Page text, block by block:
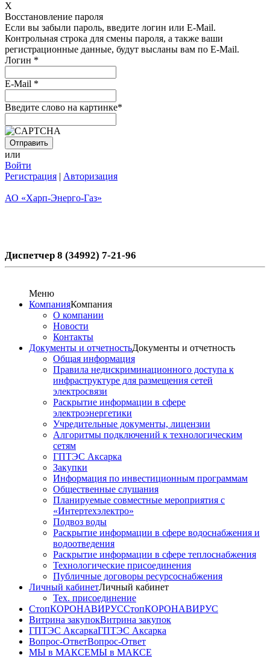
X
Восстановление пароля
Если вы забыли пароль, введите логин или E-Mail.
Контрольная строка для смены пароля, а также ваши
регистрационные данные, будут высланы вам по E-Mail.
Логин *
E-Mail *
Введите слово на картинке*
или
Войти
Регистрация | Авторизация
АО «Харп-Энерго-Газ»
Диспетчер 8 (34992) 7-21-96
Меню
КомпанияКомпания
О компании
Новости
Контакты
Документы и отчетностьДокументы и отчетность
Общая информация
Правила недискриминационного доступа к
инфраструктуре для размещения сетей
электросвязи
Раскрытие информации в сфере
электроэнергетики
Учредительные документы, лицензии
Алгоритмы подключений к технологическим
сетям
ГПТЭС Аксарка
Закупки
Информация по инвестиционным программам
Общественные слушания
Планируемые совместные мероприятия с
«Интертехэлектро»
Подвоз воды
Раскрытие информации в сфере водоснабжения и
водоотведения
Раскрытие информации в сфере теплоснабжения
Технологические присоединения
Публичные договоры ресурсоснабжения
Личный кабинетЛичный кабинет
Тех. присоединение
СтопКОРОНАВИРУССтопКОРОНАВИРУС
Витрина закупокВитрина закупок
ГПТЭС АксаркаГПТЭС Аксарка
Вопрос-ОтветВопрос-Ответ
МЫ в МАКСЕМЫ в МАКСЕ